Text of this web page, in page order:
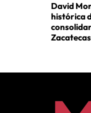
David
histórica
Zacatecas